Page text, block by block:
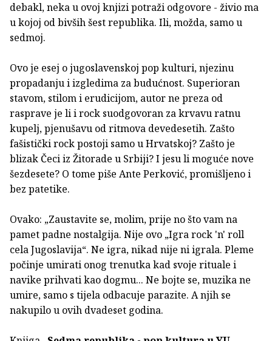
debakl, neka u ovoj knjizi potraži odgovore - živio ma
u kojoj od bivših šest republika. Ili, možda, samo u
sedmoj.
Ovo je esej o jugoslavenskoj pop kulturi, njezinu
propadanju i izgledima za budućnost. Superioran
stavom, stilom i erudicijom, autor ne preza od
rasprave je li i rock suodgovoran za krvavu ratnu
kupelj, pjenušavu od ritmova devedesetih. Zašto
fašistički rock postoji samo u Hrvatskoj? Zašto je
blizak Čeci iz Žitorade u Srbiji? I jesu li moguće nove
šezdesete? O tome piše Ante Perković, promišljeno i
bez patetike.
Ovako: „Zaustavite se, molim, prije no što vam na
pamet padne nostalgija. Nije ovo „Igra rock 'n' roll
cela Jugoslavija“. Ne igra, nikad nije ni igrala. Pleme
počinje umirati onog trenutka kad svoje rituale i
navike prihvati kao dogmu... Ne bojte se, muzika ne
umire, samo s tijela odbacuje parazite. A njih se
nakupilo u ovih dvadeset godina.